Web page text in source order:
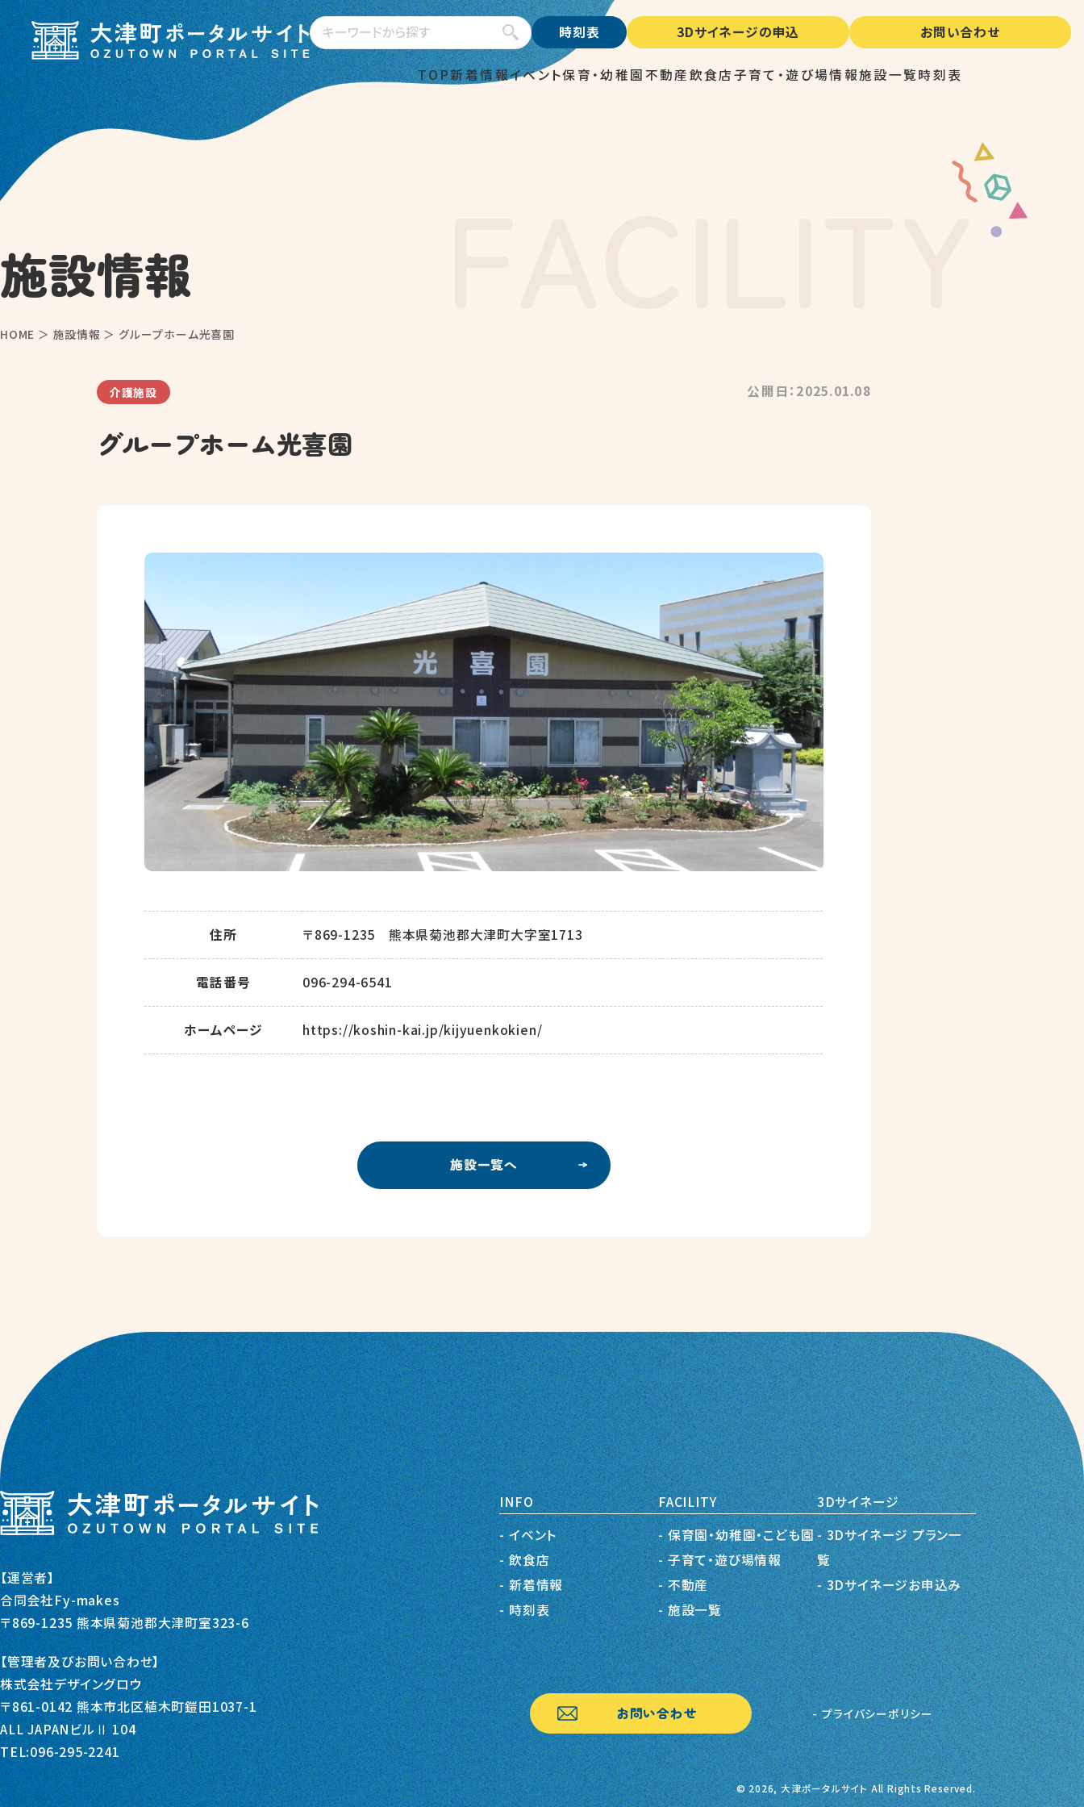
検索 時刻表 3Dサイネージの申込 お問い合わせ
TOP新着情報イベント保育・幼稚園 不動産飲食店子育て・遊び場情報施設一覧時刻表
施設情報 Y
HOME ＞ 施設情報 ＞ グループホーム光喜園
介護施設 公開日：2025.01.08
グループホーム光喜園
住所 〒869-1235 熊本県菊池郡大津町大字室1713
電話番号 096-294-6541
ホームページ https://koshin-kai.jp/kijyuenkokien/
施設一覧へ
INFO
イベント
飲食店
新着情報
時刻表
FACILITY
保育園・幼稚園・こども園
子育て・遊び場情報
不動産
施設一覧
3Dサイネージ
3Dサイネージ プラン一
覧
3Dサイネージお申込み
お問い合わせ プライバシーポリシー
【運営者】
合同会社Fy-makes
〒869-1235 熊本県菊池郡大津町室323-6
【管理者及びお問い合わせ】
株式会社デザイングロウ
〒861-0142 熊本市北区植木町鎧田1037-1
ALL JAPANビルⅡ 104
TEL:096-295-2241
© 2026, 大津ポータルサイト All Rights Reserved.